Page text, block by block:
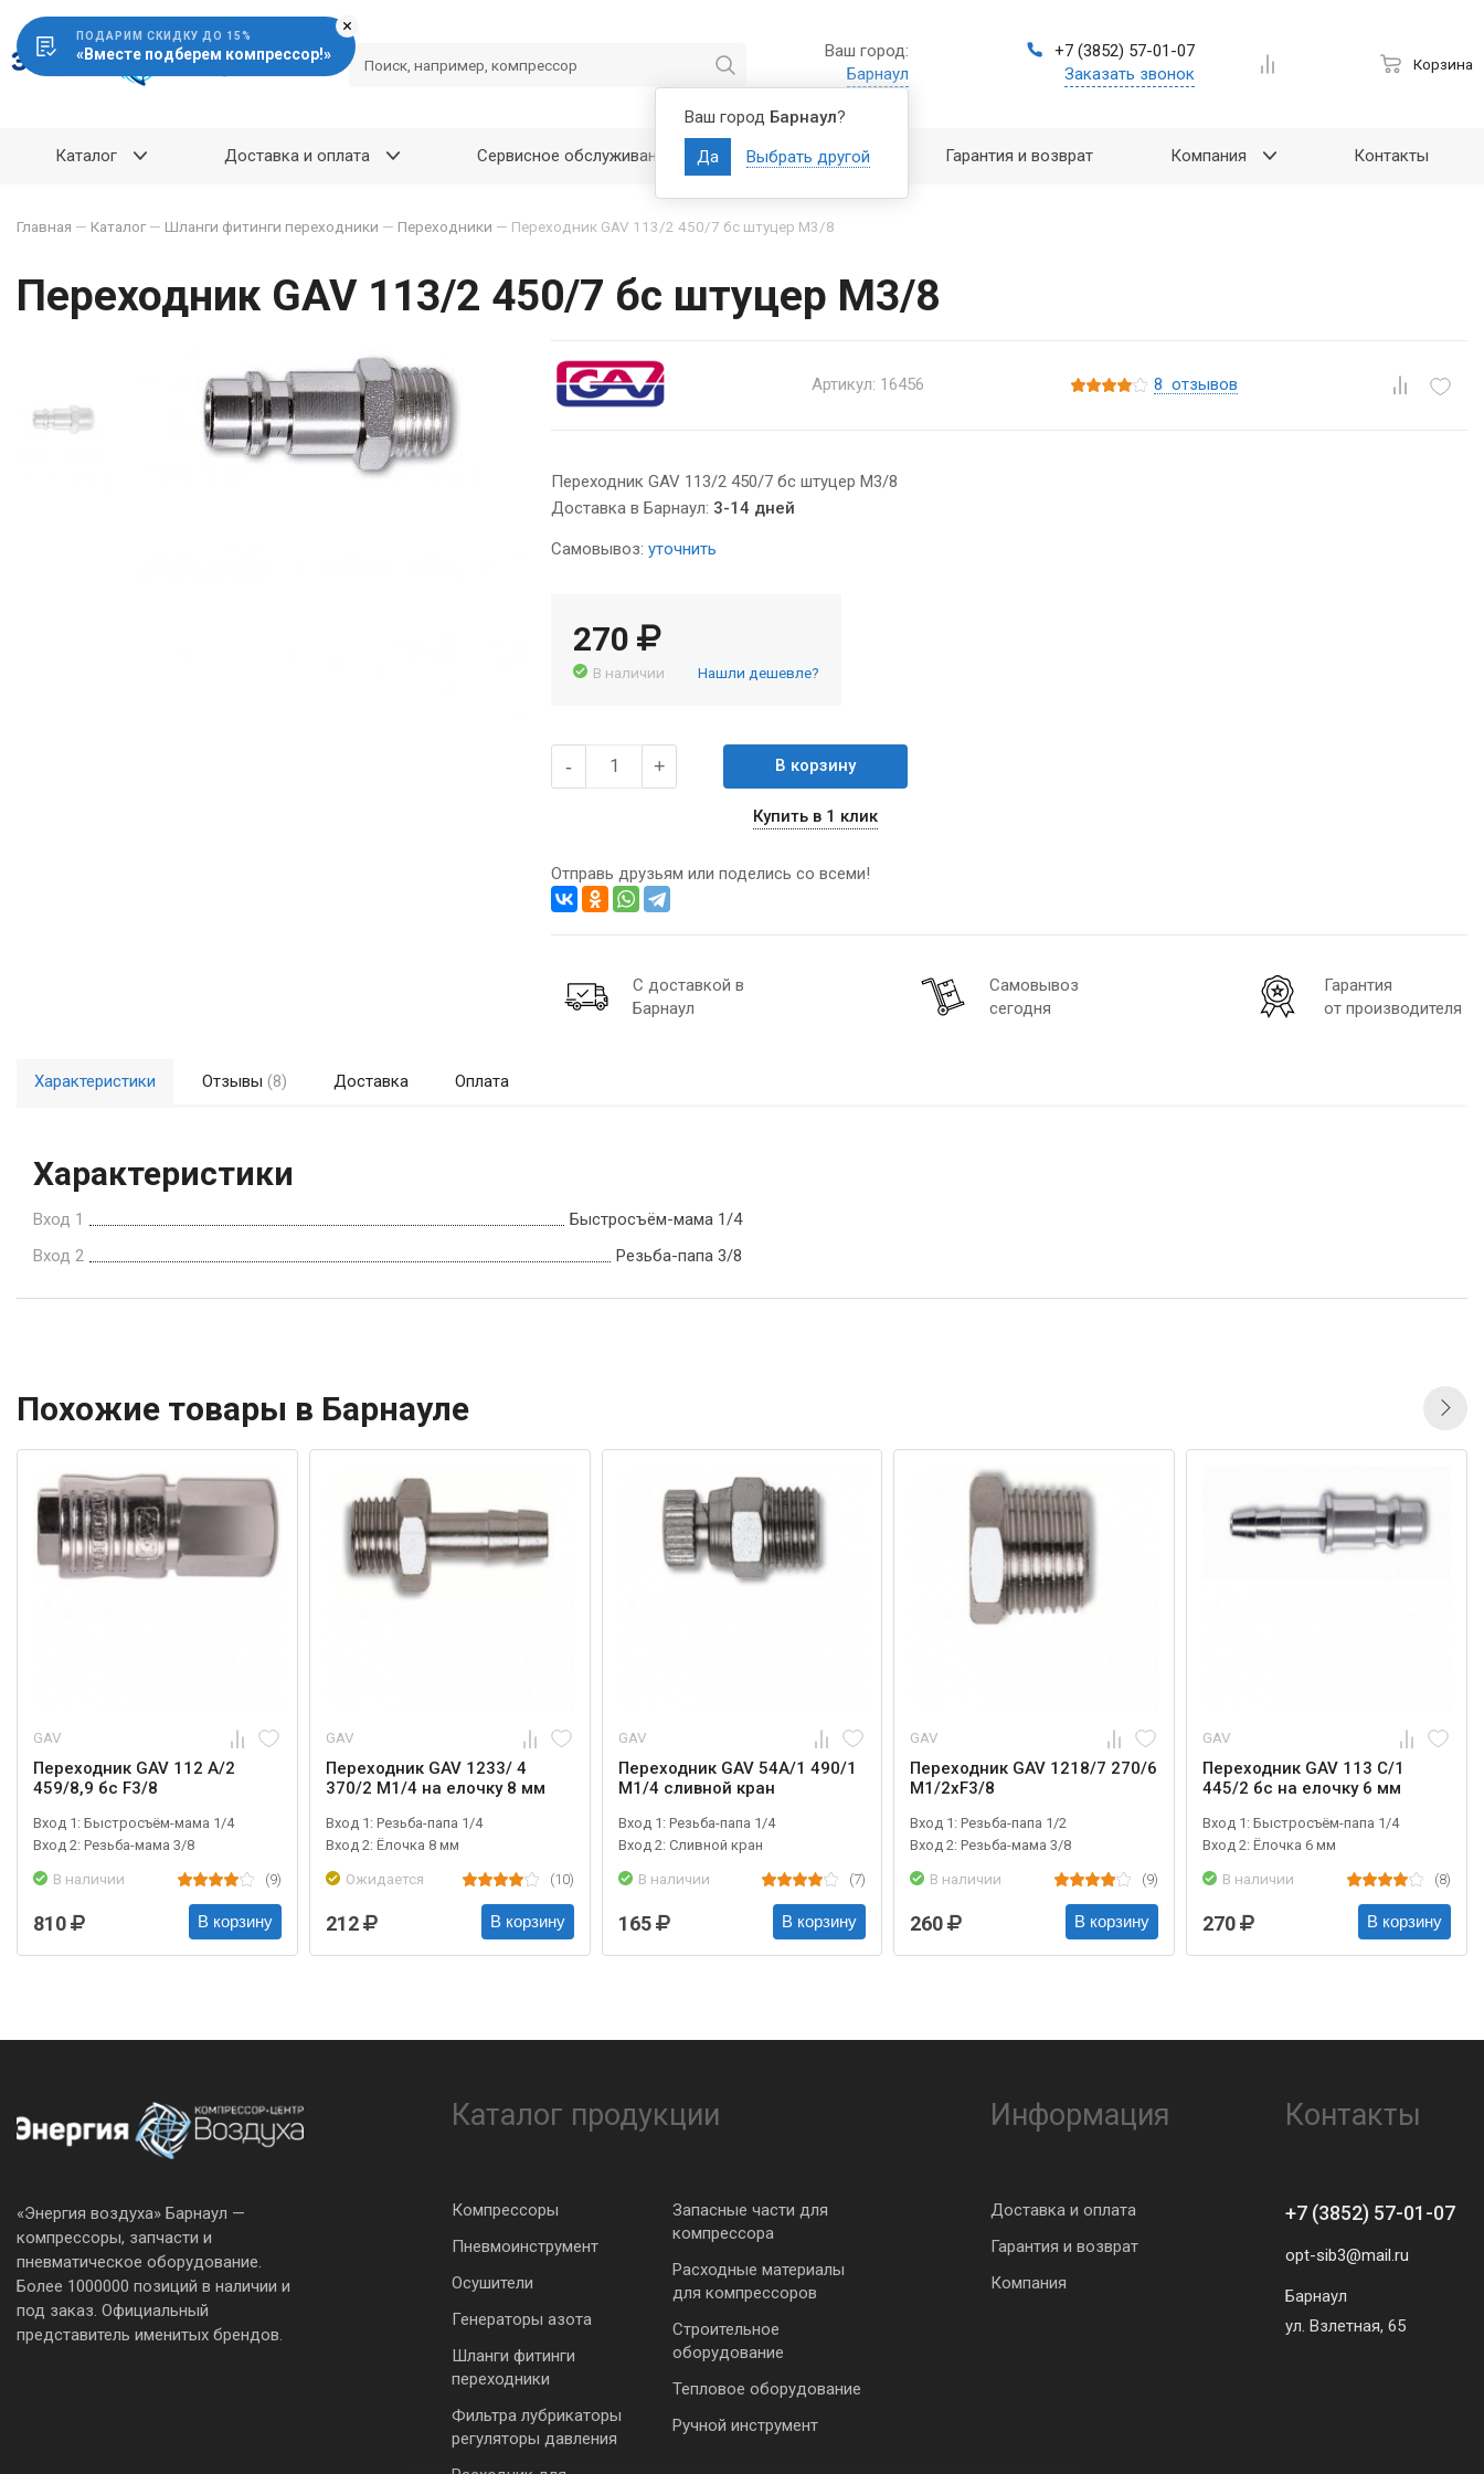
Ваш город:
Барнаул
Ваш город Барнаул?
Да
Выбрать другой
+7 (3852) 57-01-07
Заказать звонок
Корзина
Каталог Доставка и оплата Сервисное обслуживание Полезно знать Гарантия и возврат Компания Контакты
Главная — Каталог — Шланги фитинги переходники — Переходники — Переходник GAV 113/2 450/7 бс штуцер М3/8
Переходник GAV 113/2 450/7 бс штуцер М3/8
Артикул: 16456 8 отзывов
Переходник GAV 113/2 450/7 бс штуцер М3/8
Доставка в Барнаул: 3-14 дней
Самовывоз: уточнить
270
В наличии Нашли дешевле?
- + В корзину
Купить в 1 клик
Отправь друзьям или поделись со всеми!
С доставкой в
Барнаул
Самовывоз
сегодня
Гарантия
от производителя
Характеристики Отзывы (8) Доставка Оплата
Характеристики
Вход 1
Быстросъём-мама 1/4
Вход 2
Резьба-папа 3/8
Похожие товары в Барнауле
GAV
Переходник GAV 112 A/2
459/8,9 бс F3/8
Вход 1: Быстросъём-мама 1/4
Вход 2: Резьба-мама 3/8
В наличии (9)
810 В корзину
GAV
Переходник GAV 1233/ 4
370/2 М1/4 на елочку 8 мм
Вход 1: Резьба-папа 1/4
Вход 2: Ёлочка 8 мм
Ожидается (10)
212 В корзину
GAV
Переходник GAV 54А/1 490/1
М1/4 сливной кран
Вход 1: Резьба-папа 1/4
Вход 2: Сливной кран
В наличии (7)
165 В корзину
GAV
Переходник GAV 1218/7 270/6
М1/2xF3/8
Вход 1: Резьба-папа 1/2
Вход 2: Резьба-мама 3/8
В наличии (9)
260 В корзину
GAV
Переходник GAV 113 C/1
445/2 бс на елочку 6 мм
Вход 1: Быстросъём-папа 1/4
Вход 2: Ёлочка 6 мм
В наличии (8)
270 В корзину
«Энергия воздуха» Барнаул —
компрессоры, запчасти и
пневматическое оборудование.
Более 1000000 позиций в наличии и
под заказ. Официальный
представитель именитых брендов.
Каталог продукции
Компрессоры
Пневмоинструмент
Осушители
Генераторы азота
Шланги фитинги
переходники
Фильтра лубрикаторы
регуляторы давления
Запасные части для
компрессора
Расходные материалы
для компрессоров
Строительное
оборудование
Тепловое оборудование
Ручной инструмент
Информация
Доставка и оплата
Гарантия и возврат
Компания
Контакты
+7 (3852) 57-01-07
opt-sib3@mail.ru
Барнаул
ул. Взлетная, 65
ПОДАРИМ СКИДКУ ДО 15%
«Вместе подберем компрессор!»